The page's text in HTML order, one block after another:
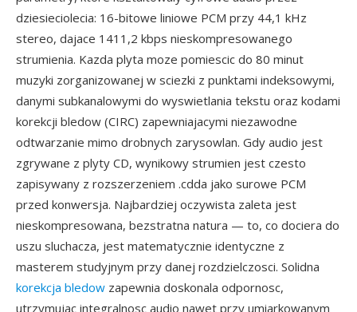
dziesieciolecia: 16-bitowe liniowe PCM przy 44,1 kHz
stereo, dajace 1411,2 kbps nieskompresowanego
strumienia. Kazda plyta moze pomiescic do 80 minut
muzyki zorganizowanej w sciezki z punktami indeksowymi,
danymi subkanalowymi do wyswietlania tekstu oraz kodami
korekcji bledow (CIRC) zapewniajacymi niezawodne
odtwarzanie mimo drobnych zarysowlan. Gdy audio jest
zgrywane z plyty CD, wynikowy strumien jest czesto
zapisywany z rozszerzeniem .cdda jako surowe PCM
przed konwersja. Najbardziej oczywista zaleta jest
nieskompresowana, bezstratna natura — to, co dociera do
uszu sluchacza, jest matematycznie identyczne z
masterem studyjnym przy danej rozdzielczosci. Solidna
korekcja bledow zapewnia doskonala odpornosc,
utrzymujac integralnosc audio nawet przy umiarkowanym